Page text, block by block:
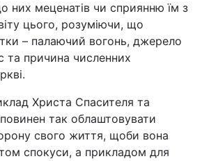
них меценатів чи сприянню їм з
цього, розуміючи, що
– палаючий вогонь, джерело
та причина численних
Христа Спасителя та
так облаштовувати
свого життя, щоби вона
спокуси, а прикладом для